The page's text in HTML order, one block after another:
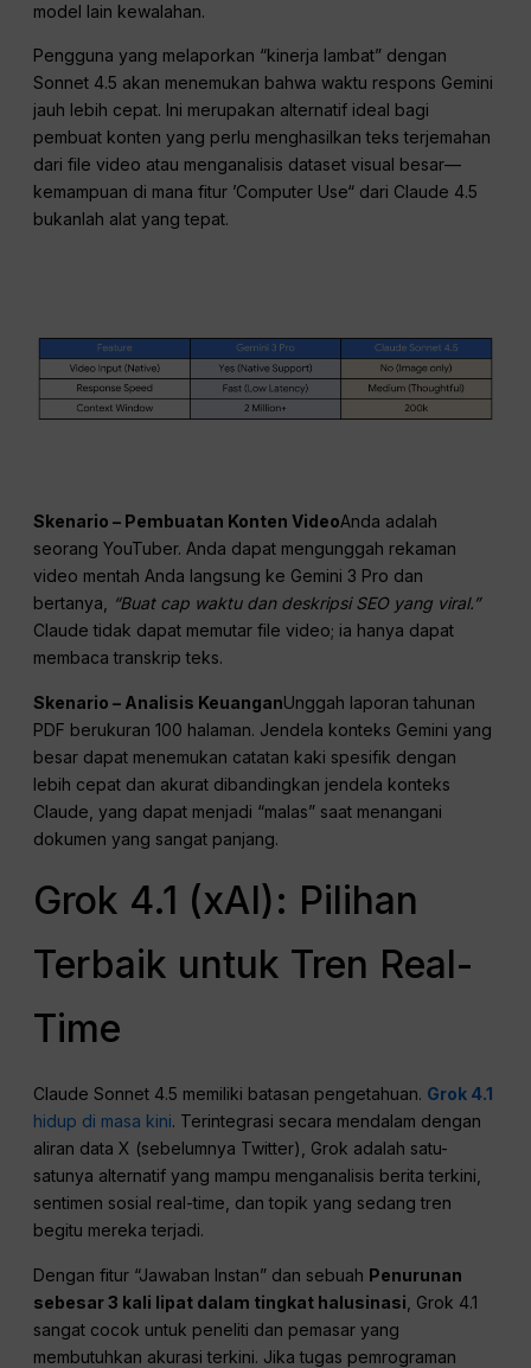
model lain kewalahan.
Pengguna yang melaporkan “kinerja lambat” dengan
Sonnet 4.5 akan menemukan bahwa waktu respons Gemini
jauh lebih cepat. Ini merupakan alternatif ideal bagi
pembuat konten yang perlu menghasilkan teks terjemahan
dari file video atau menganalisis dataset visual besar—
kemampuan di mana fitur ’Computer Use“ dari Claude 4.5
bukanlah alat yang tepat.
Skenario – Pembuatan Konten VideoAnda adalah
seorang YouTuber. Anda dapat mengunggah rekaman
video mentah Anda langsung ke Gemini 3 Pro dan
bertanya,
“Buat cap waktu dan deskripsi SEO yang viral.”
Claude tidak dapat memutar file video; ia hanya dapat
membaca transkrip teks.
Skenario – Analisis KeuanganUnggah laporan tahunan
PDF berukuran 100 halaman. Jendela konteks Gemini yang
besar dapat menemukan catatan kaki spesifik dengan
lebih cepat dan akurat dibandingkan jendela konteks
Claude, yang dapat menjadi “malas” saat menangani
dokumen yang sangat panjang.
Grok 4.1 (xAI): Pilihan
Terbaik untuk Tren Real-
Time
Claude Sonnet 4.5 memiliki batasan pengetahuan. Grok 4.1
hidup di masa kini. Terintegrasi secara mendalam dengan
aliran data X (sebelumnya Twitter), Grok adalah satu-
satunya alternatif yang mampu menganalisis berita terkini,
sentimen sosial real-time, dan topik yang sedang tren
begitu mereka terjadi.
Dengan fitur “Jawaban Instan” dan sebuah Penurunan
sebesar 3 kali lipat dalam tingkat halusinasi , Grok 4.1
sangat cocok untuk peneliti dan pemasar yang
membutuhkan akurasi terkini. Jika tugas pemrograman